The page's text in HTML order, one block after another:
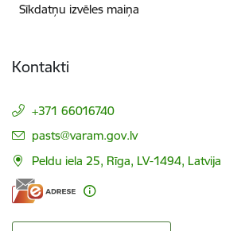
Sīkdatņu izvēles maiņa
Kontakti
+371 66016740
E-pasts:
pasts@varam.gov.lv
Peldu iela 25, Rīga, LV-1494, Latvija